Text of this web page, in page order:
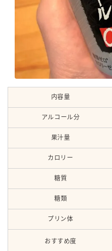
内容量
アルコール分
果汁量
カロリー
糖質
糖類
プリン体
おすすめ度